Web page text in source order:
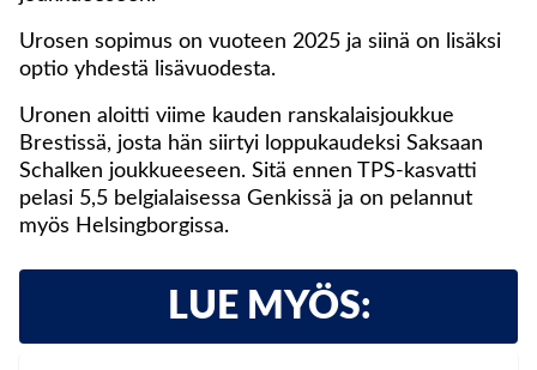
Urosen sopimus on vuoteen 2025 ja siinä on lisäksi
optio yhdestä lisävuodesta.
Uronen aloitti viime kauden ranskalaisjoukkue
Brestissä, josta hän siirtyi loppukaudeksi Saksaan
Schalken joukkueeseen. Sitä ennen TPS-kasvatti
pelasi 5,5 belgialaisessa Genkissä ja on pelannut
myös Helsingborgissa.
LUE MYÖS: